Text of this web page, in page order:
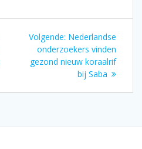
Volgende: Volgend
bericht:
Nederlandse
onderzoekers vinden
gezond nieuw koraalrif
bij Saba